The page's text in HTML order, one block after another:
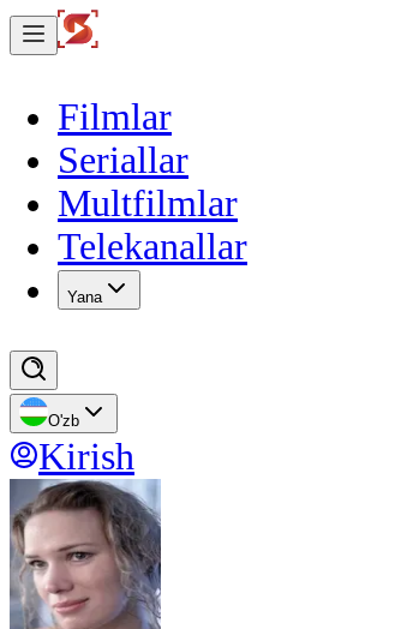
Filmlar
Seriallar
Multfilmlar
Telekanallar
Yana
O'zb
Kirish